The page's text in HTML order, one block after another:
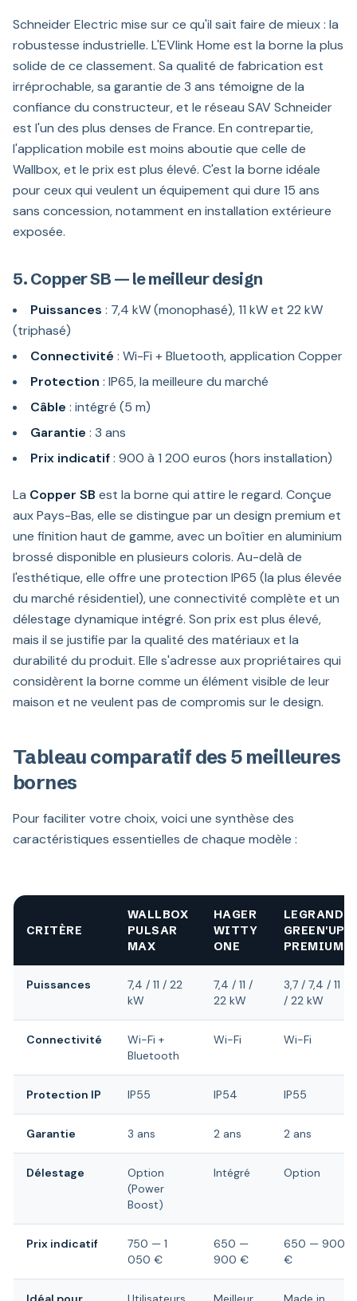
Schneider Electric mise sur ce qu'il sait faire de mieux : la
robustesse industrielle. L'EVlink Home est la borne la plus
solide de ce classement. Sa qualité de fabrication est
irréprochable, sa garantie de 3 ans témoigne de la
confiance du constructeur, et le réseau SAV Schneider
est l'un des plus denses de France. En contrepartie,
l'application mobile est moins aboutie que celle de
Wallbox, et le prix est plus élevé. C'est la borne idéale
pour ceux qui veulent un équipement qui dure 15 ans
sans concession, notamment en installation extérieure
exposée.
5. Copper SB — le meilleur design
Puissances : 7,4 kW (monophasé), 11 kW et 22 kW
(triphasé)
Connectivité : Wi-Fi + Bluetooth, application Copper
Protection : IP65, la meilleure du marché
Câble : intégré (5 m)
Garantie : 3 ans
Prix indicatif: 900 à 1 200 euros (hors installation)
La Copper SB est la borne qui attire le regard. Conçue
aux Pays-Bas, elle se distingue par un design premium et
une finition haut de gamme, avec un boîtier en aluminium
brossé disponible en plusieurs coloris. Au-delà de
l'esthétique, elle offre une protection IP65 (la plus élevée
du marché résidentiel), une connectivité complète et un
délestage dynamique intégré. Son prix est plus élevé,
mais il se justifie par la qualité des matériaux et la
durabilité du produit. Elle s'adresse aux propriétaires qui
considèrent la borne comme un élément visible de leur
maison et ne veulent pas de compromis sur le design.
Tableau comparatif des 5 meilleures
bornes
Pour faciliter votre choix, voici une synthèse des
caractéristiques essentielles de chaque modèle :
CRITÈRE
WALLBOX
PULSAR
MAX
HAGER
WITTY
ONE
LEGRAND
GREEN'UP
PREMIUM
Puissances
7,4 / 11 / 22
kW
7,4 / 11 /
22 kW
3,7 / 7,4 / 11
/ 22 kW
Connectivité
Wi-Fi +
Bluetooth
Wi-Fi Wi-Fi
Protection IP IP55 IP54 IP55
Garantie 3 ans 2 ans 2 ans
Délestage
Option
(Power
Boost)
Intégré Option
Prix indicatif
750 — 1
050 €
650 —
900 €
650 — 900
€